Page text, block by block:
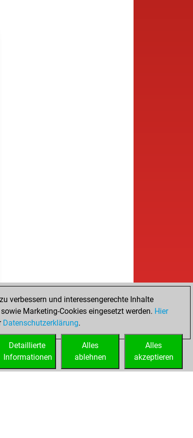
verbessern und interessengerechte Inhalte
Marketing-Cookies eingesetzt werden. Hier
Datenschutzerklärung.
Alles
akzeptieren
Alles
ablehnen
Detaillierte
Informationen